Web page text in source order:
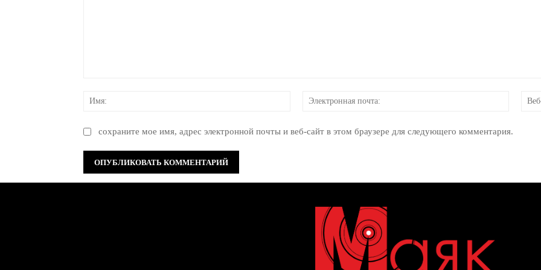
Имя:
сохраните мое имя, адрес электронной почты и веб-сайт в этом браузере для следующего комментария.